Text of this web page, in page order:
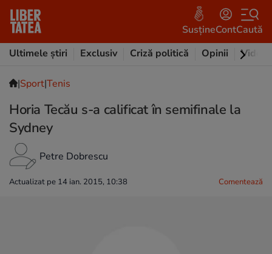
SusțineContCaută
Ultimele știri
Exclusiv Criză politică Opinii Video
|Sport|Tenis
Horia Tecău s-a calificat în semifinale la
Sydney
Petre Dobrescu
Actualizat pe 14 ian. 2015, 10:38 Comentează